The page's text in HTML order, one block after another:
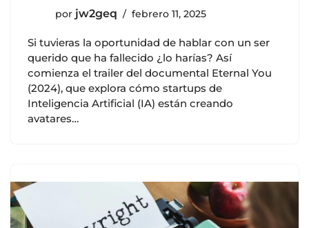
por jw2geq febrero 11, 2025
Si tuvieras la oportunidad de hablar con un ser
querido que ha fallecido ¿lo harías? Así
comienza el trailer del documental Eternal You
(2024), que explora cómo startups de
Inteligencia Artificial (IA) están creando
avatares…